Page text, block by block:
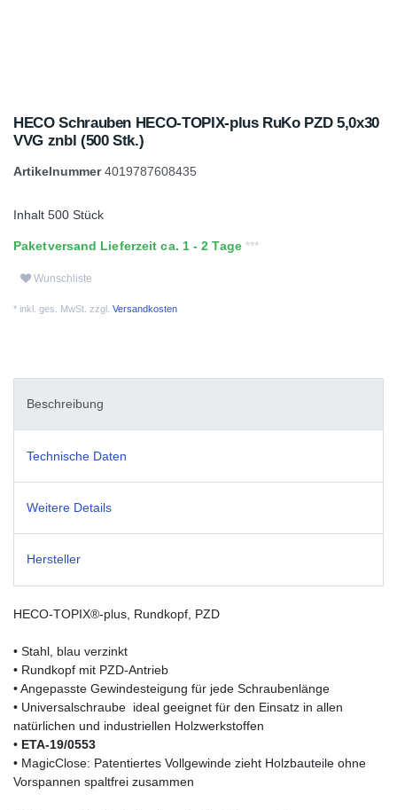
HECO Schrauben HECO-TOPIX-plus RuKo PZD 5,0x30
VVG znbl (500 Stk.)
Artikelnummer4019787608435
Inhalt 500 Stück
Paketversand Lieferzeit ca. 1 - 2 Tage
Wunschliste
* inkl. ges. MwSt. zzgl. Versandkosten
Beschreibung
Technische Daten
Weitere Details
Hersteller
HECO-TOPIX®-plus, Rundkopf, PZD
• Stahl, blau verzinkt
• Rundkopf mit PZD-Antrieb
• Angepasste Gewindesteigung für jede Schraubenlänge
• Universalschraube  ideal geeignet für den Einsatz in allen
natürlichen und industriellen Holzwerkstoffen
• ETA-19/0553
• MagicClose: Patentiertes Vollgewinde zieht Holzbauteile ohne
Vorspannen spaltfrei zusammen